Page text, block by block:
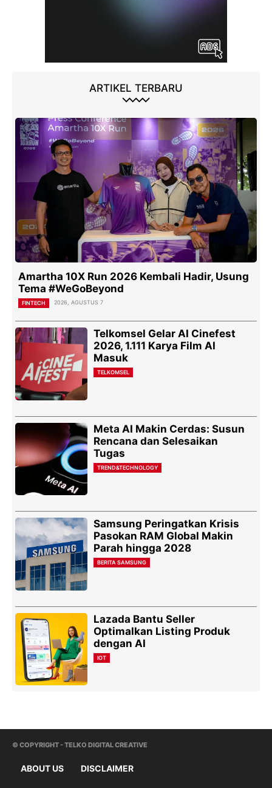
ARTIKEL TERBARU
Amartha 10X Run 2026 Kembali Hadir, Usung
Tema #WeGoBeyond
FINTECH 2026, AGUSTUS 7
Telkomsel Gelar AI Cinefest
2026, 1.111 Karya Film AI
Masuk
TELKOMSEL
Meta AI Makin Cerdas: Susun
Rencana dan Selesaikan
Tugas
TREND&TECHNOLOGY
Samsung Peringatkan Krisis
Pasokan RAM Global Makin
Parah hingga 2028
BERITA SAMSUNG
Lazada Bantu Seller
Optimalkan Listing Produk
dengan AI
IOT
© COPYRIGHT - TELKO DIGITAL CREATIVE
ABOUT US DISCLAIMER